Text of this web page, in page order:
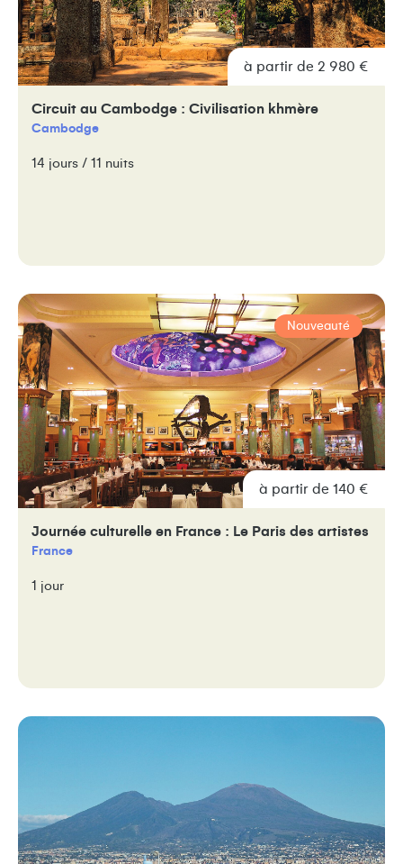
à partir de 2 980 €
Circuit au Cambodge : Civilisation khmère
Cambodge
14 jours / 11 nuits
Nouveauté
à partir de 140 €
Journée culturelle en France : Le Paris des artistes
France
1 jour